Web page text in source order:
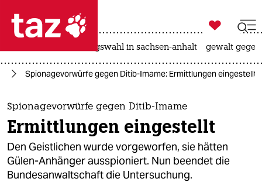
 taz zahl ich
taz zahl ich
themen
politik
öko

taz zahl ich
landtagswahl in sachsen-anhalt gewalt
Spionagevorwürfe gegen Ditib-Imame: Ermittlungen eingestellt
Spionagevorwürfe gegen Ditib-Imame
Ermittlungen eingestellt
Den Geistlichen wurde vorgeworfen, sie hätten
Gülen-Anhänger ausspioniert. Nun beendet die
Bundesanwaltschaft die Untersuchung.